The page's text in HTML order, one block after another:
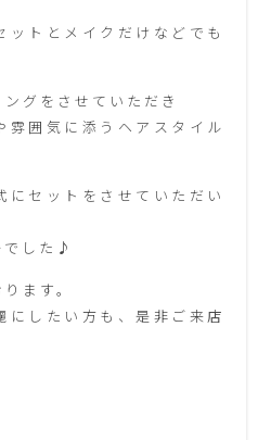
ットとメイクだけなどでも
グをさせていただき
雰囲気に添うヘアスタイル
にセットをさせていただい
でした♪
ます。
にしたい方も、是非ご来店